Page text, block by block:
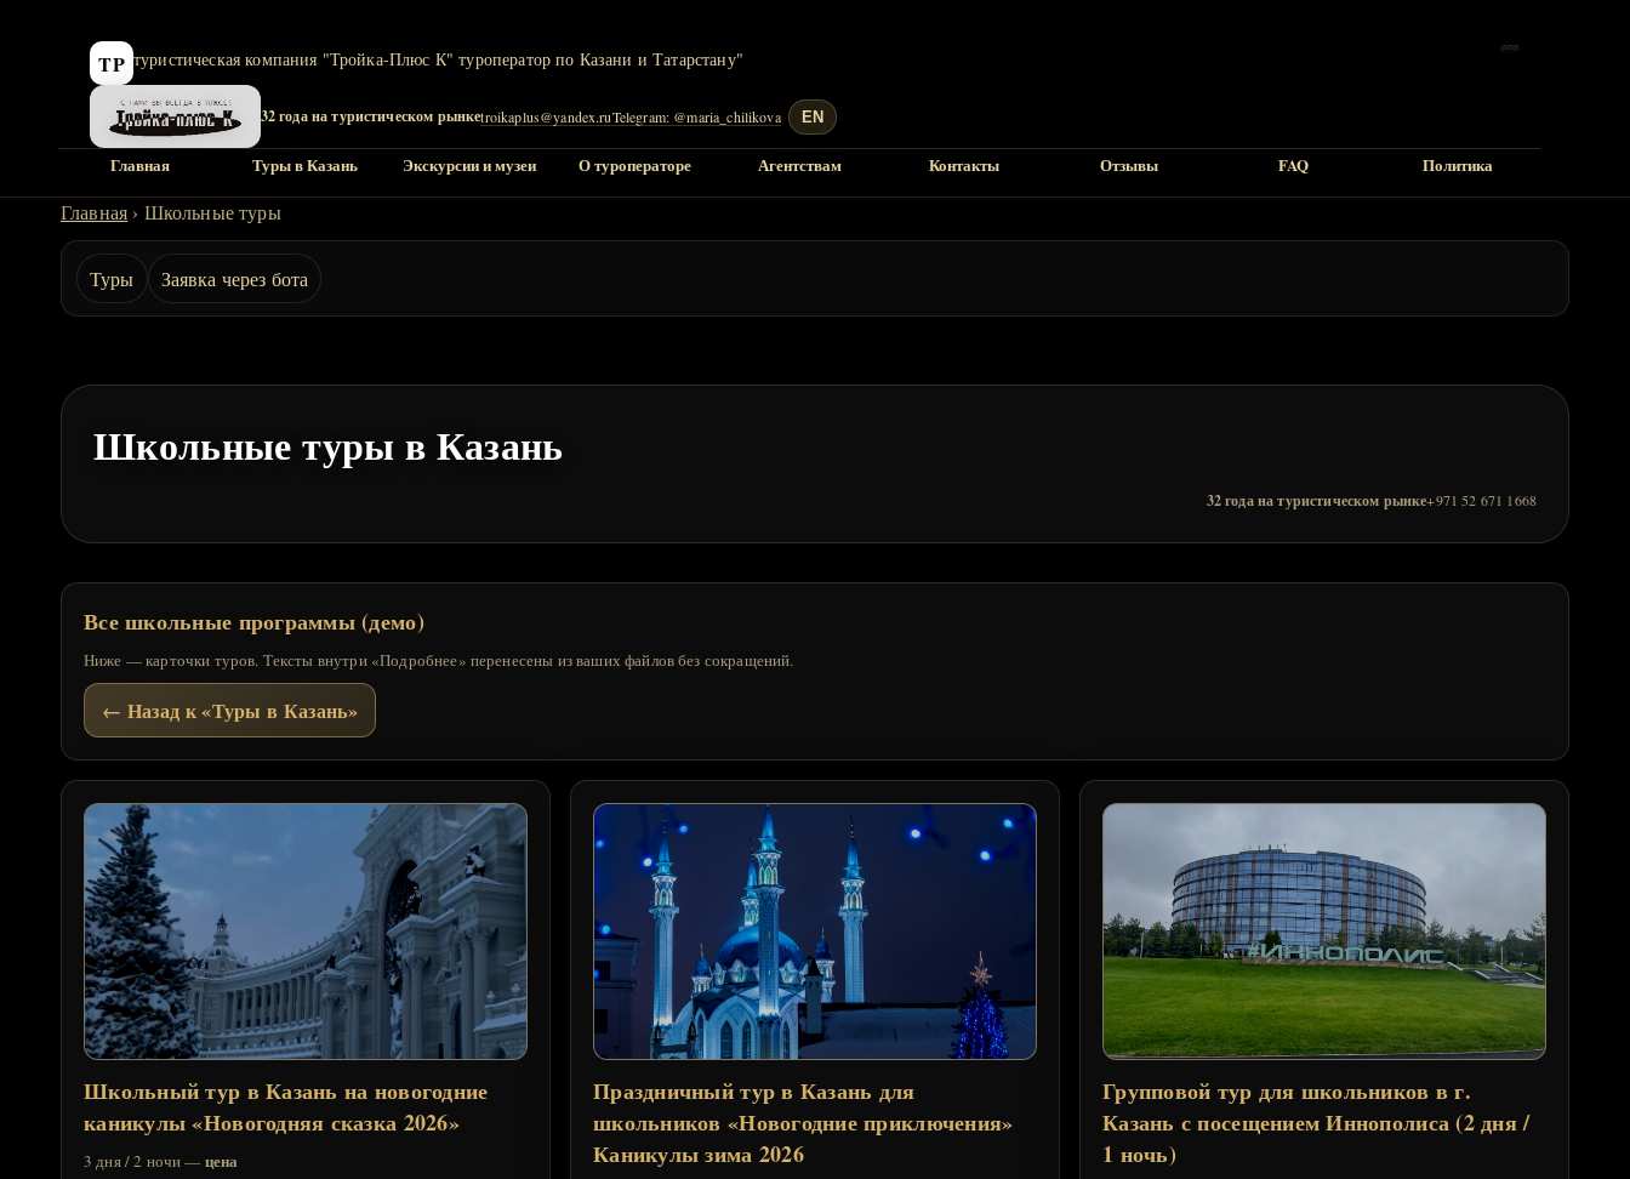
32 года на туристическом рынкеtroikaplus@yandex.ruTelegram: @maria_chilikova EN
Главная Туры в Казань Экскурсии и музеи О туроператоре Агентствам Контакты Отзывы FAQ Политика
Главная › Школьные туры
Туры Заявка через бота
Школьные туры в Казань
32 года на туристическом рынке+971 52 671 1668
Все школьные программы (демо)
Ниже — карточки туров. Тексты внутри «Подробнее» перенесены из ваших файлов без сокращений.
← Назад к «Туры в Казань»
Школьный тур в Казань на новогодние
каникулы «Новогодняя сказка 2026»
3 дня / 2 ночи — цена
Праздничный тур в Казань для
школьников «Новогодние приключения»
Каникулы зима 2026
Групповой тур для школьников в г.
Казань с посещением Иннополиса (2 дня /
1 ночь)